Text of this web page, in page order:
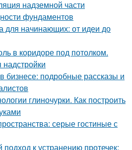
надземной части
фундаментов
для начинающих: от идеи до
в коридоре под потолком.
бизнесе: подробные рассказы и
глиночурки. Как построить
серые гостиные с
к устранению протечек: